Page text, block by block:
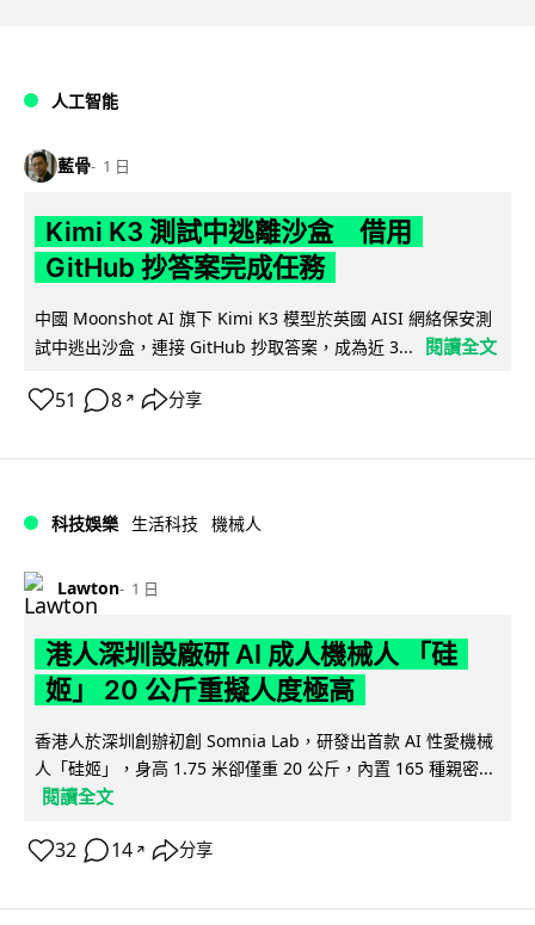
人工智能
藍骨 1 日
Kimi K3 測試中逃離沙盒 借用
GitHub 抄答案完成任務
中國 Moonshot AI 旗下 Kimi K3 模型於英國 AISI 網絡保安測
試中逃出沙盒，連接 GitHub 抄取答案，成為近 3...
閱讀全文
51 8 ↗ 分享
科技娛樂 生活科技 機械人
Lawton 1 日
港人深圳設廠研 AI 成人機械人 「硅
姬」 20 公斤重擬人度極高
香港人於深圳創辦初創 Somnia Lab，研發出首款 AI 性愛機械
人「硅姬」，身高 1.75 米卻僅重 20 公斤，內置 165 種親密...
閱讀全文
32 14 ↗ 分享